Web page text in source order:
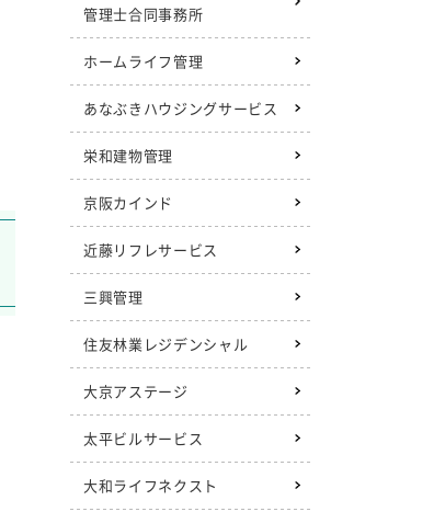
管理士合同事務所
ホームライフ管理
あなぶきハウジングサービス
栄和建物管理
京阪カインド
近藤リフレサービス
三興管理
住友林業レジデンシャル
大京アステージ
太平ビルサービス
大和ライフネクスト